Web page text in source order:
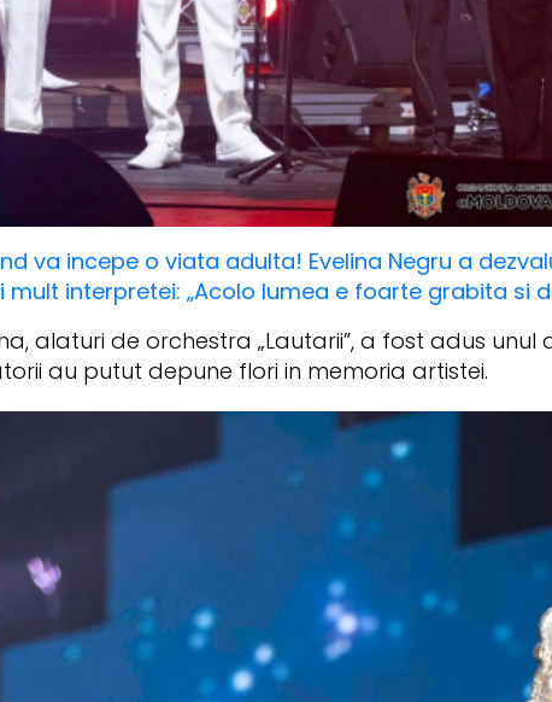
va incepe o viata adulta! Evelina Negru a
mult interpretei: „Acolo lumea e foarte grabita si
alaturi de orchestra „Lautarii”, a fost adus unul
au putut depune flori in memoria artistei.